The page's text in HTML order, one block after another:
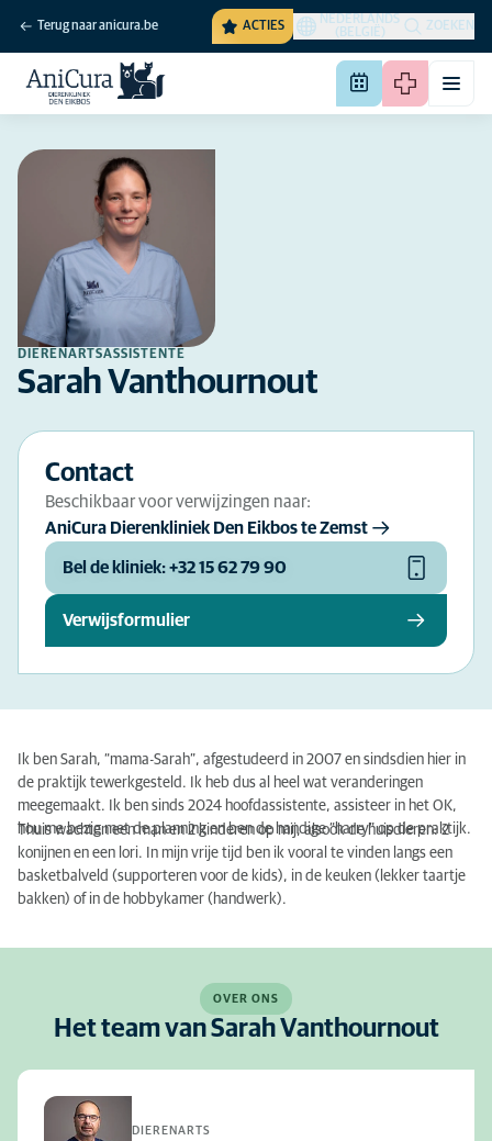
Terug naar anicura.be ACTIES
NEDERLANDS
(BELGIË)
ZOEKEN
DIERENARTSASSISTENTE
Sarah Vanthournout
Contact
Beschikbaar voor verwijzingen naar:
AniCura Dierenkliniek Den Eikbos te Zemst
Bel de kliniek: +32 15 62 79 90
Verwijsformulier
Ik ben Sarah, “mama-Sarah”, afgestudeerd in 2007 en sindsdien hier in
de praktijk tewerkgesteld. Ik heb dus al heel wat veranderingen
meegemaakt. Ik ben sinds 2024 hoofdassistente, assisteer in het OK,
hou me bezig met de planning en ben de handige “harry” op de praktijk.
Thuis wachten een man en 2 kinderen op mij, alsook de huisdieren: 2
konijnen en een lori. In mijn vrije tijd ben ik vooral te vinden langs een
basketbalveld (supporteren voor de kids), in de keuken (lekker taartje
bakken) of in de hobbykamer (handwerk).
OVER ONS
Het team van Sarah Vanthournout
DIERENARTS